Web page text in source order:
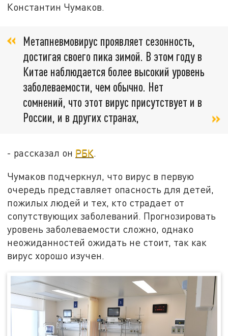
Константин Чумаков.
Метапневмовирус проявляет сезонность,
достигая своего пика зимой. В этом году в
Китае наблюдается более высокий уровень
заболеваемости, чем обычно. Нет
сомнений, что этот вирус присутствует и в
России, и в других странах,
- рассказал он РБК.
Чумаков подчеркнул, что вирус в первую
очередь представляет опасность для детей,
пожилых людей и тех, кто страдает от
сопутствующих заболеваний. Прогнозировать
уровень заболеваемости сложно, однако
неожиданностей ожидать не стоит, так как
вирус хорошо изучен.